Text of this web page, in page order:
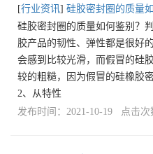
[行业资讯] 硅胶密封圈的质量
硅胶密封圈的质量如何鉴别？
胶产品的韧性、弹性都是很好
会感到比较光滑，而假冒的硅
较的粗糙，因为假冒的硅橡胶
2、从特性
发布时间：2021-10-19 点击次